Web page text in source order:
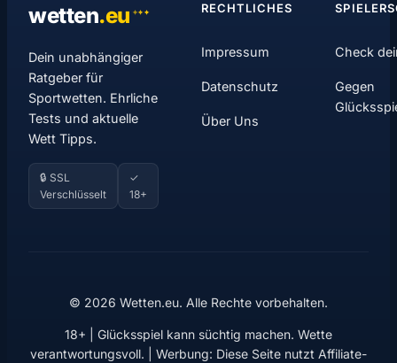
wetten.eu ✦✦ ✦
Dein unabhängiger
Ratgeber für
Sportwetten. Ehrliche
Tests und aktuelle
Wett Tipps.
🔒 SSL
Verschlüsselt
✓
18+
RECHTLICHES
Impressum
Datenschutz
Über Uns
Check
Gegen
© 2026 Wetten.eu. Alle Rechte vorbehalten.
18+ | Glücksspiel kann süchtig machen. Wette
verantwortungsvoll. | Werbung: Diese Seite nutzt Affiliate-